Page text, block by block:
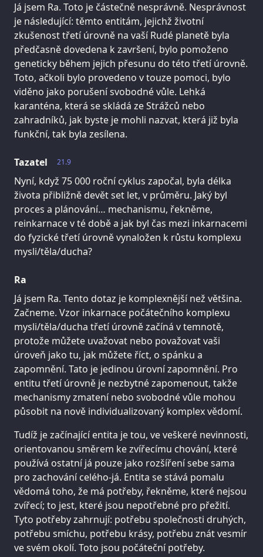
Já jsem Ra. Toto je částečně nesprávně. Nesprávnost
je následující: těmto entitám, jejichž životní
zkušenost třetí úrovně na vaší Rudé planetě byla
předčasně dovedena k završení, bylo pomoženo
geneticky během jejich přesunu do této třetí úrovně.
Toto, ačkoli bylo provedeno v touze pomoci, bylo
viděno jako porušení svobodné vůle. Lehká
karanténa, která se skládá ze Strážců nebo
zahradníků, jak byste je mohli nazvat, která již byla
funkční, tak byla zesílena.
21.9
Tazatel
Nyní, když 75 000 roční cyklus započal, byla délka
života přibližně devět set let, v průměru. Jaký byl
proces a plánování… mechanismu, řekněme,
reinkarnace v té době a jak byl čas mezi inkarnacemi
do fyzické třetí úrovně vynaložen k růstu komplexu
mysli/těla/ducha?
Ra
Já jsem Ra. Tento dotaz je komplexnější než většina.
Začneme. Vzor inkarnace počátečního komplexu
mysli/těla/ducha třetí úrovně začíná v temnotě,
protože můžete uvažovat nebo považovat vaši
úroveň jako tu, jak můžete říct, o spánku a
zapomnění. Tato je jedinou úrovní zapomnění. Pro
entitu třetí úrovně je nezbytné zapomenout, takže
mechanismy zmatení nebo svobodné vůle mohou
působit na nově individualizovaný komplex vědomí.
Tudíž je začínající entita je tou, ve veškeré nevinnosti,
orientovanou směrem ke zvířecímu chování, které
používá ostatní já pouze jako rozšíření sebe sama
pro zachování celého-já. Entita se stává pomalu
vědomá toho, že má potřeby, řekněme, které nejsou
zvířecí; to jest, které jsou nepotřebné pro přežití.
Tyto potřeby zahrnují: potřebu společnosti druhých,
potřebu smíchu, potřebu krásy, potřebu znát vesmír
ve svém okolí. Toto jsou počáteční potřeby.